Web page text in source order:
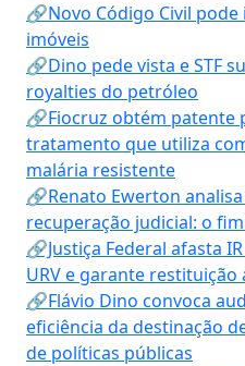
🔗Novo Código Civil
imóveis
🔗Dino pede vista e STF
royalties do petróleo
🔗Fiocruz obtém patente
tratamento que utiliza
malária resistente
🔗Renato Ewerton
recuperação judicial: o
🔗Justiça Federal afasta
URV e garante restituição
🔗Flávio Dino convoca
eficiência da destinação
de políticas públicas